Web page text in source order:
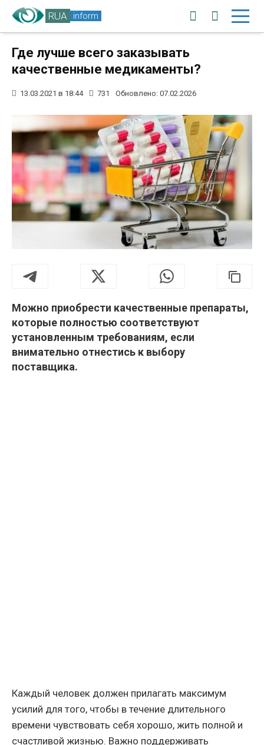
RUA inform
Где лучше всего заказывать
качественные медикаменты?
13.03.2021 в 18:44 731 Обновлено: 07.02.2026
Можно приобрести качественные препараты,
которые полностью соответствуют
установленным требованиям, если
внимательно отнестись к выбору
поставщика.
Каждый человек должен прилагать максимум
усилий для того, чтобы в течение длительного
времени чувствовать себя хорошо, жить полной и
счастливой жизнью. Важно поддерживать